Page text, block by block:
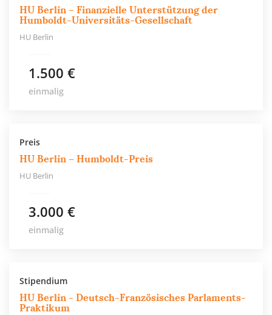
HU Berlin – Finanzielle Unterstützung der
Humboldt-Universitäts-Gesellschaft
HU Berlin
1.500 €
einmalig
Preis
HU Berlin – Humboldt-Preis
HU Berlin
3.000 €
einmalig
Stipendium
HU Berlin - Deutsch-Französisches Parlaments-
Praktikum